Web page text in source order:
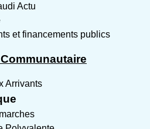
Actu
et financements publics
Arrivants